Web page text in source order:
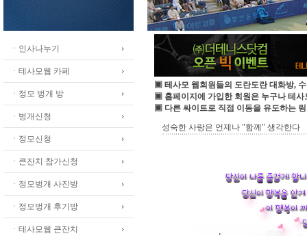
ㆍ인사나누기
ㆍ테사모웹 카페
ㆍ정모 벙개 방
ㆍ벙개신청
ㆍ정모신청
ㆍ큰잔치 참가신청
ㆍ정모벙개 사진방
ㆍ정모벙개 후기방
ㆍ테사모웹 큰잔치
▣ 테사모 웹회원들의 도란도란 대화방,
▣ 홈페이지에 가입한 회원은 누구나 테사
▣ 다른 싸이트로 직접 이동을 유도하는
성숙한 사랑은 언제나 "함께" 생각한다